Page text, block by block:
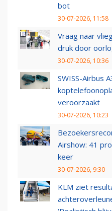
bot
30-07-2026, 11:58
Vraag naar
druk door
30-07-2026, 10:36
SWISS-Airbus
veroorzaakt
30-07-2026, 10:23
Airshow: 41
keer
30-07-2026, 9:30
KLM ziet